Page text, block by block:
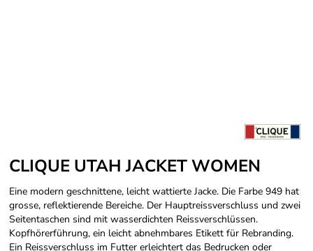
CLIQUE UTAH JACKET WOMEN
Eine modern geschnittene, leicht wattierte Jacke. Die Farbe 949 hat
grosse, reflektierende Bereiche. Der Hauptreissverschluss und zwei
Seitentaschen sind mit wasserdichten Reissverschlüssen.
Kopfhörerführung, ein leicht abnehmbares Etikett für Rebranding.
Ein Reissverschluss im Futter erleichtert das Bedrucken oder